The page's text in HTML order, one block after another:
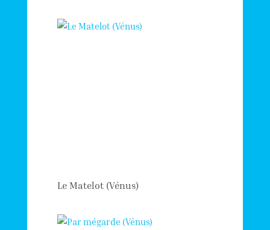
Le Matelot (Vénus)